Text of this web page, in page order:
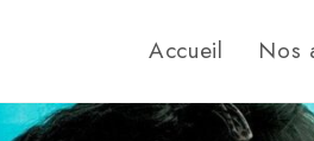
Accueil Nos